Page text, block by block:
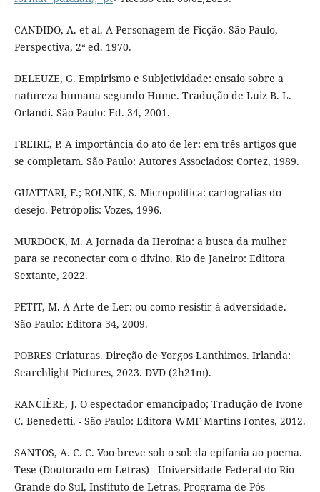
CANDIDO, A. et al. A Personagem de Ficção. São Paulo,
Perspectiva, 2ª ed. 1970.
DELEUZE, G. Empirismo e Subjetividade: ensaio sobre a
natureza humana segundo Hume. Tradução de Luiz B. L.
Orlandi. São Paulo: Ed. 34, 2001.
FREIRE, P. A importância do ato de ler: em três artigos que
se completam. São Paulo: Autores Associados: Cortez, 1989.
GUATTARI, F.; ROLNIK, S. Micropolítica: cartografias do
desejo. Petrópolis: Vozes, 1996.
MURDOCK, M. A Jornada da Heroína: a busca da mulher
para se reconectar com o divino. Rio de Janeiro: Editora
Sextante, 2022.
PETIT, M. A Arte de Ler: ou como resistir à adversidade.
São Paulo: Editora 34, 2009.
POBRES Criaturas. Direção de Yorgos Lanthimos. Irlanda:
Searchlight Pictures, 2023. DVD (2h21m).
RANCIÈRE, J. O espectador emancipado; Tradução de Ivone
C. Benedetti. - São Paulo: Editora WMF Martins Fontes, 2012.
SANTOS, A. C. C. Voo breve sob o sol: da epifania ao poema.
Tese (Doutorado em Letras) - Universidade Federal do Rio
Grande do Sul, Instituto de Letras, Programa de Pós-